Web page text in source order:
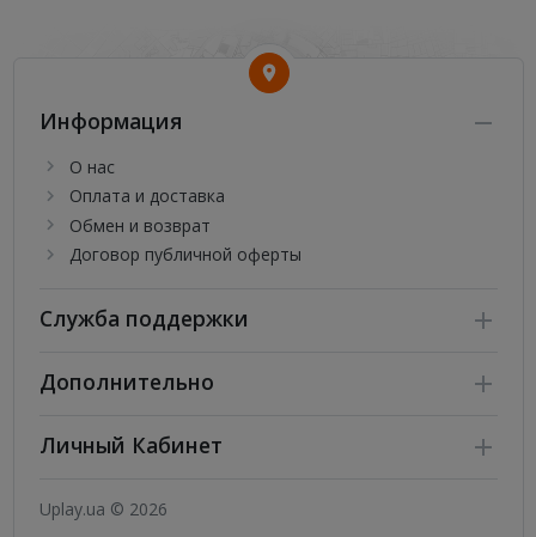
Информация
О нас
Оплата и доставка
Обмен и возврат
Договор публичной оферты
Служба поддержки
Дополнительно
Личный Кабинет
Uplay.ua © 2026